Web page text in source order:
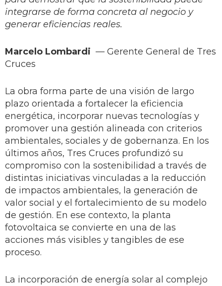
integrarse de forma concreta al negocio y
generar eficiencias reales.
Marcelo Lombardi — Gerente General de Tres
Cruces
La obra forma parte de una visión de largo
plazo orientada a fortalecer la eficiencia
energética, incorporar nuevas tecnologías y
promover una gestión alineada con criterios
ambientales, sociales y de gobernanza. En los
últimos años, Tres Cruces profundizó su
compromiso con la sostenibilidad a través de
distintas iniciativas vinculadas a la reducción
de impactos ambientales, la generación de
valor social y el fortalecimiento de su modelo
de gestión. En ese contexto, la planta
fotovoltaica se convierte en una de las
acciones más visibles y tangibles de ese
proceso.
La incorporación de energía solar al complejo